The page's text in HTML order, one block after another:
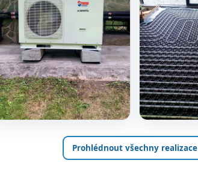
Prohlédnout všechny realizace